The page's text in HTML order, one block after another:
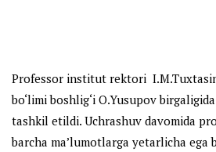
Professor institut rektori
bo‘limi boshlig‘i O.Yusupov
tashkil etildi. Uchrashuv davomida
barcha ma’lumotlarga yetarlicha ega